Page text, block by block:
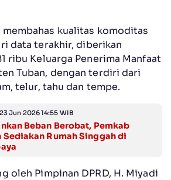
kualitas komoditas
data terakhir, diberikan
ribu Keluarga Penerima Manfaat
Tuban, dengan terdiri dari
telur, tahu dan tempe.
Jun 2026 14:55 WIB
Beban Berobat, Pemkab
Sediakan Rumah Singgah di
oleh Pimpinan DPRD, H. Miyadi